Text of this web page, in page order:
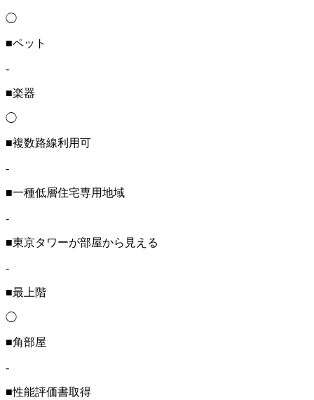
◯
■ペット
-
■楽器
◯
■複数路線利用可
-
■一種低層住宅専用地域
-
■東京タワーが部屋から見える
-
■最上階
◯
■角部屋
-
■性能評価書取得